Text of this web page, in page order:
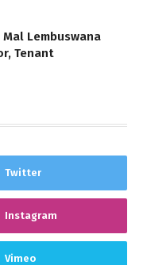
Lembuswana
Tenant
Twitter
Instagram
Vimeo